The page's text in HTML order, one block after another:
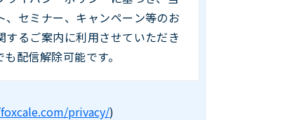
セミナー、キャンペーン等のお
るご案内に利用させていただき
配信解除可能です。
privacy/)